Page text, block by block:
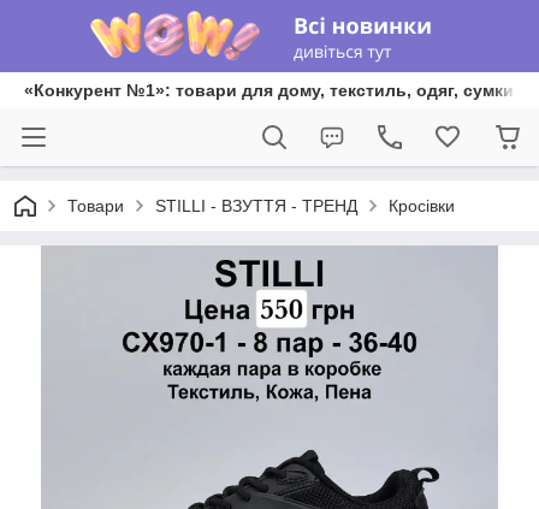
«Конкурент №1»: товари для дому, текстиль, одяг, сумки
Товари STILLI - ВЗУТТЯ - ТРЕНД Кросівки